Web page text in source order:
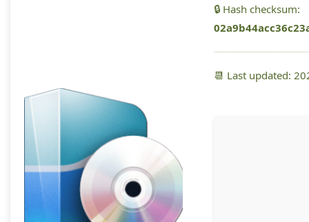
🔒 Hash checksum:
📆 Last updated: